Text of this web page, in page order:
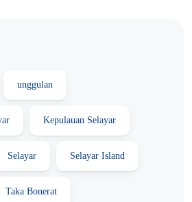
unggulan
Kepulauan Selayar
Selayar Selayar Island
Taka Bonerat